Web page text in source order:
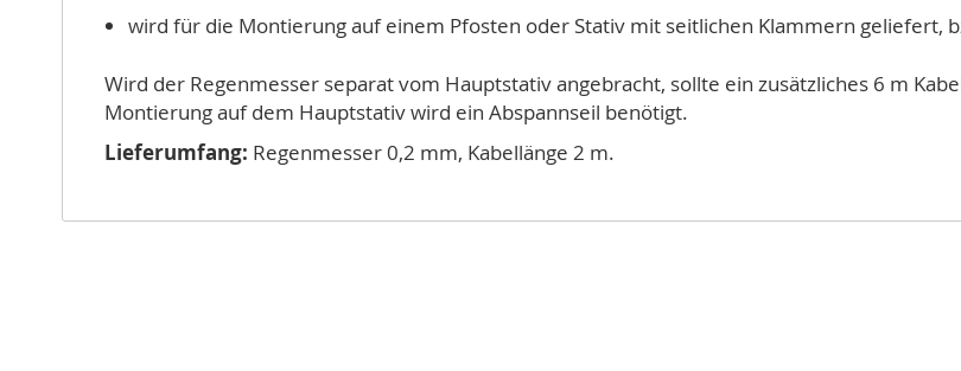
wird für die Montierung auf einem Pfosten oder Stativ mit seitlichen Klammern geliefert,
Wird der Regenmesser separat vom Hauptstativ angebracht, sollte ein zusätzliches 6 m
Montierung auf dem Hauptstativ wird ein Abspannseil benötigt.
Lieferumfang: Regenmesser 0,2 mm, Kabellänge 2 m.